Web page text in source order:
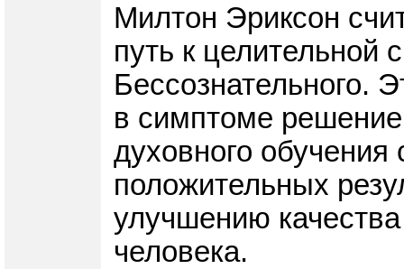
Милтон Эриксон
путь к целительной
Бессознательного.
в симптоме решение
духовного
положительных
улучшению
человека.